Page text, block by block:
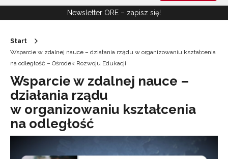
Newsletter ORE – zapisz się!
Start
Wsparcie w zdalnej nauce – działania rządu w organizowaniu kształcenia
na odległość – Ośrodek Rozwoju Edukacji
Wsparcie w zdalnej nauce –
działania rządu
w organizowaniu kształcenia
na odległość